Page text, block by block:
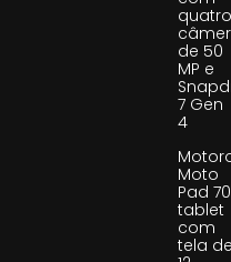
quatro
de 50
MP e
7 Gen
4
Moto
Pad
tablet
com
tela de